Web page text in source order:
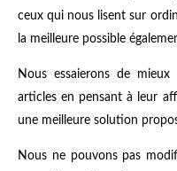
ceux qui nous lisent sur
la meilleure possible
Nous essaierons de
articles en pensant à leur
une meilleure solution
Nous ne pouvons pas